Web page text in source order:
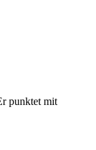
punktet mit